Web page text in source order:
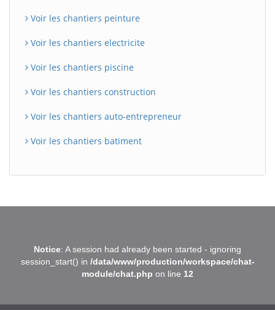
Voir les chantiers peinture
Voir les chantiers electricite
Voir les chantiers piscine
Voir les chantiers construction
Voir les chantiers auto-entrepreneur
Voir les chantiers batiment
Notice: A session had already been started - ignoring
session_start() in /data/www/production/workspace/chat-
module/chat.php on line 12
B
Assistant en ligne